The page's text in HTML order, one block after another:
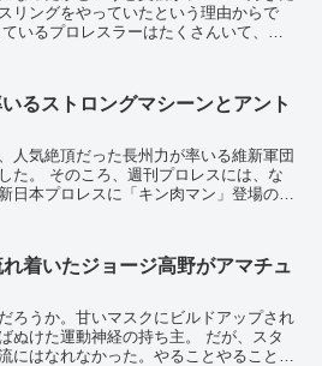
リングをやっていたという理由からで
るストロングマシーンとアント
人気絶頂だった長州力が率いる維新軍団
には、な
日本プロレスに「キン肉マン」登場の噂
着いたジョージ高野がアマチュ
ろうか。甘いマスクにビルドアップされ
運動神経の持ち主。 だが、スタ
にはなれなかった。やることやることが